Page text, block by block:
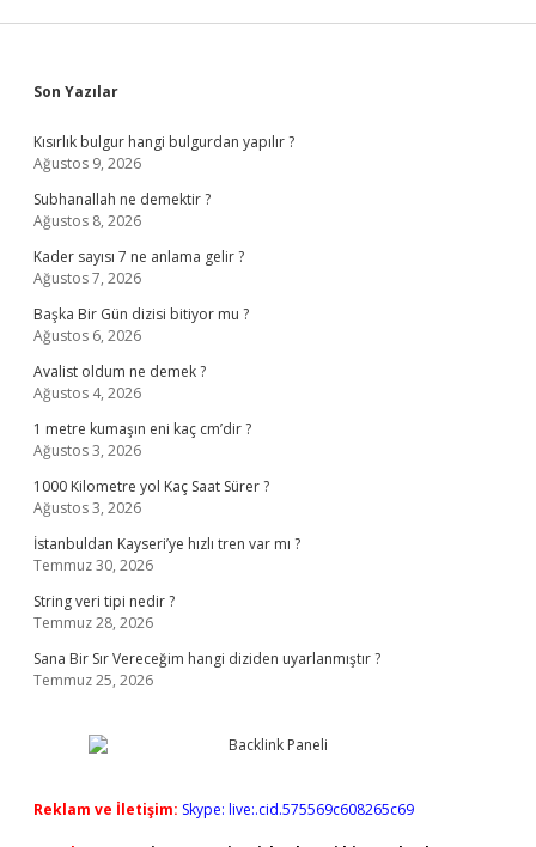
Sidebar
Son Yazılar
Kısırlık bulgur hangi bulgurdan yapılır ?
Ağustos 9, 2026
Subhanallah ne demektir ?
Ağustos 8, 2026
Kader sayısı 7 ne anlama gelir ?
Ağustos 7, 2026
Başka Bir Gün dizisi bitiyor mu ?
Ağustos 6, 2026
Avalist oldum ne demek ?
Ağustos 4, 2026
1 metre kumaşın eni kaç cm’dir ?
Ağustos 3, 2026
1000 Kilometre yol Kaç Saat Sürer ?
Ağustos 3, 2026
İstanbuldan Kayseri’ye hızlı tren var mı ?
Temmuz 30, 2026
String veri tipi nedir ?
Temmuz 28, 2026
Sana Bir Sır Vereceğim hangi diziden uyarlanmıştır ?
Temmuz 25, 2026
Reklam ve İletişim: Skype: live:.cid.575569c608265c69